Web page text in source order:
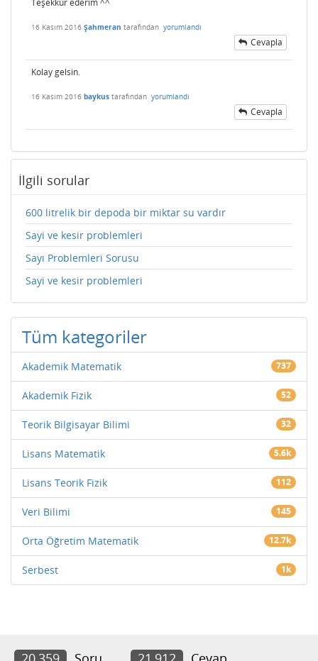
Teşekkür ederim ^^
16 Kasım 2016 Şahmeran tarafından yorumlandı
Cevapla
Kolay gelsin.
16 Kasım 2016 baykus tarafından yorumlandı
Cevapla
İlgili sorular
600 litrelik bir depoda bir miktar su vardır
Sayi ve kesir problemleri
Sayı Problemleri Sorusu
Sayi ve kesir problemleri
Tüm kategoriler
Akademik Matematik 737
Akademik Fizik 52
Teorik Bilgisayar Bilimi 32
Lisans Matematik 5.6k
Lisans Teorik Fizik 112
Veri Bilimi 145
Orta Öğretim Matematik 12.7k
Serbest 1k